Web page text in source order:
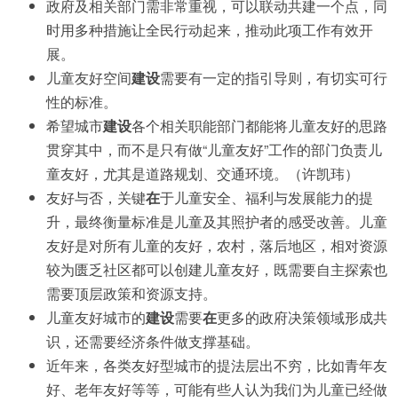
政府及相关部门需非常重视，可以联动共建一个点，同
时用多种措施让全民行动起来，推动此项工作有效开
展。
儿童友好空间建设需要有一定的指引导则，有切实可行
性的标准。
希望城市建设各个相关职能部门都能将儿童友好的思路
贯穿其中，而不是只有做“儿童友好”工作的部门负责儿
童友好，尤其是道路规划、交通环境。（许凯玮）
友好与否，关键在于儿童安全、福利与发展能力的提
升，最终衡量标准是儿童及其照护者的感受改善。儿童
友好是对所有儿童的友好，农村，落后地区，相对资源
较为匮乏社区都可以创建儿童友好，既需要自主探索也
需要顶层政策和资源支持。
儿童友好城市的建设需要在更多的政府决策领域形成共
识，还需要经济条件做支撑基础。
近年来，各类友好型城市的提法层出不穷，比如青年友
好、老年友好等等，可能有些人认为我们为儿童已经做